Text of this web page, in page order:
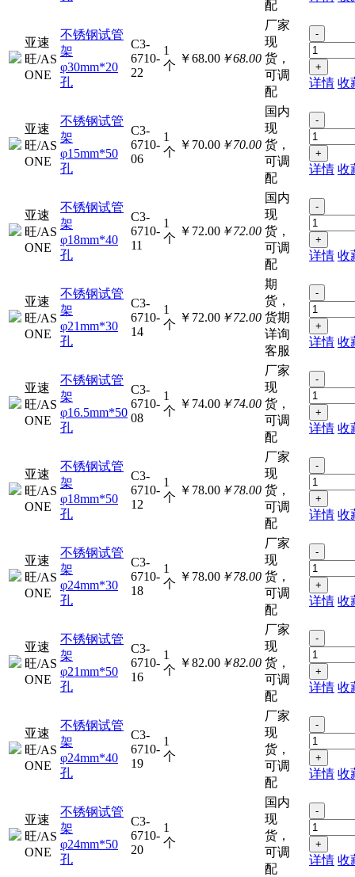
配
亚速
旺/AS
ONE
不锈钢试管
架
φ30mm*20
孔
C3-
6710-
22
1
个
￥68.00 ￥68.00
厂家
现
货，
可调
配
-
+
详情 收
亚速
旺/AS
ONE
不锈钢试管
架
φ15mm*50
孔
C3-
6710-
06
1
个
￥70.00 ￥70.00
国内
现
货，
可调
配
-
+
详情 收
亚速
旺/AS
ONE
不锈钢试管
架
φ18mm*40
孔
C3-
6710-
11
1
个
￥72.00 ￥72.00
国内
现
货，
可调
配
-
+
详情 收
亚速
旺/AS
ONE
不锈钢试管
架
φ21mm*30
孔
C3-
6710-
14
1
个
￥72.00 ￥72.00
期
货，
货期
详询
客服
-
+
详情 收
亚速
旺/AS
ONE
不锈钢试管
架
φ16.5mm*50
孔
C3-
6710-
08
1
个
￥74.00 ￥74.00
厂家
现
货，
可调
配
-
+
详情 收
亚速
旺/AS
ONE
不锈钢试管
架
φ18mm*50
孔
C3-
6710-
12
1
个
￥78.00 ￥78.00
厂家
现
货，
可调
配
-
+
详情 收
亚速
旺/AS
ONE
不锈钢试管
架
φ24mm*30
孔
C3-
6710-
18
1
个
￥78.00 ￥78.00
厂家
现
货，
可调
配
-
+
详情 收
亚速
旺/AS
ONE
不锈钢试管
架
φ21mm*50
孔
C3-
6710-
16
1
个
￥82.00 ￥82.00
厂家
现
货，
可调
配
-
+
详情 收
亚速
旺/AS
ONE
不锈钢试管
架
φ24mm*40
孔
C3-
6710-
19
1
个
厂家
现
货，
可调
配
-
+
详情 收
亚速
旺/AS
ONE
不锈钢试管
架
φ24mm*50
孔
C3-
6710-
20
1
个
国内
现
货，
可调
配
-
+
详情 收